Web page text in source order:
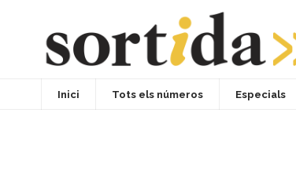
Inici Tots els números Especials